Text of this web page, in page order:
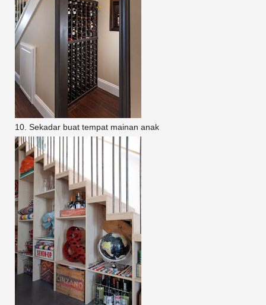
10. Sekadar buat tempat mainan anak